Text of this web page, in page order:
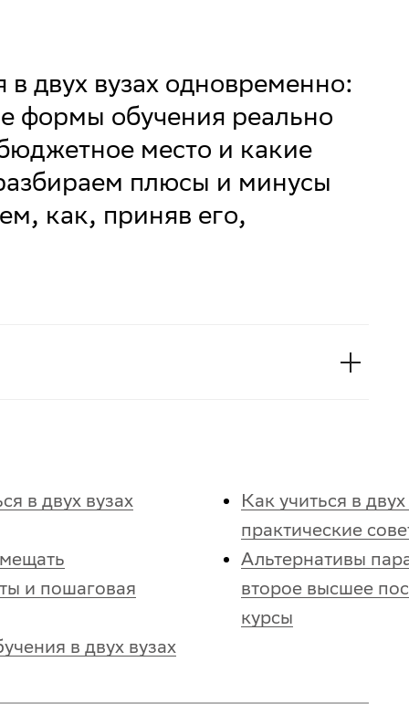
двух вузах одновременно:
формы обучения реально
место и какие
плюсы и минусы
как, приняв его,
в двух вузах
и пошаговая
в двух вузах
Как учиться в
практические
Альтернативы
второе высшее
курсы